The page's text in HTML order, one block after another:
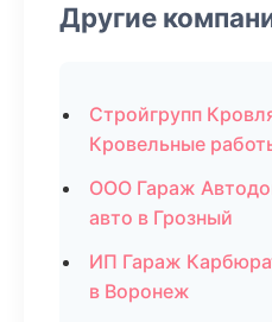
Другие
Стройгрупп
Кровельные
ООО Гараж
авто в Грозный
ИП Гараж
в Воронеж